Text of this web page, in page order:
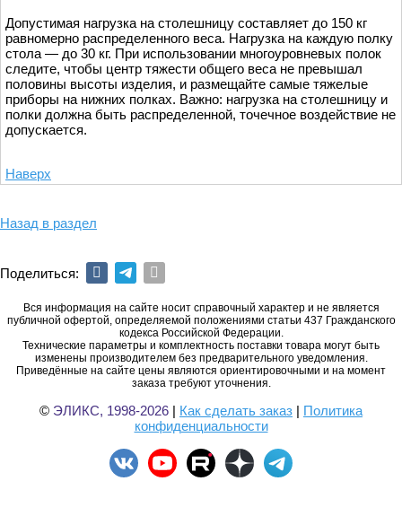
Допустимая нагрузка на столешницу составляет до 150 кг
равномерно распределенного веса. Нагрузка на каждую полку
стола — до 30 кг. При использовании многоуровневых полок
следите, чтобы центр тяжести общего веса не превышал
половины высоты изделия, и размещайте самые тяжелые
приборы на нижних полках. Важно: нагрузка на столешницу и
полки должна быть распределенной, точечное воздействие не
допускается.
Наверх
Назад в раздел
Поделиться:
Вся информация на сайте носит справочный характер и не является
публичной офертой, определяемой положениями статьи 437 Гражданского
кодекса Российской Федерации.
Технические параметры и комплектность поставки товара могут быть
изменены производителем без предварительного уведомления.
Приведённые на сайте цены являются ориентировочными и на момент
заказа требуют уточнения.
© ЭЛИКС, 1998-2026 | Как сделать заказ | Политика
конфиденциальности